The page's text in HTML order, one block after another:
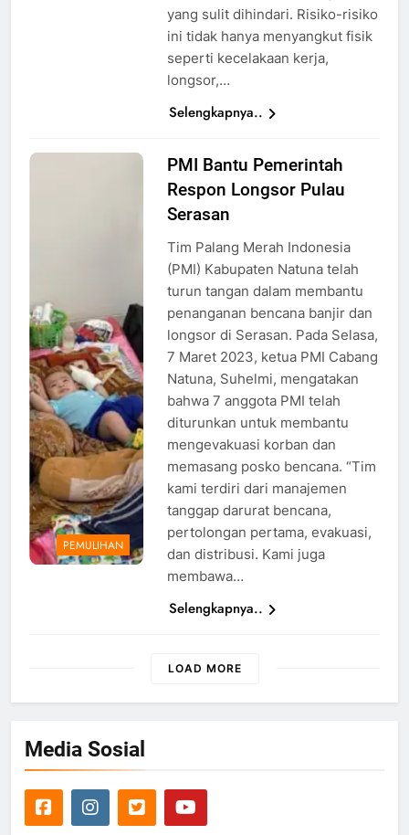
yang sulit dihindari. Risiko-risiko
ini tidak hanya menyangkut fisik
seperti kecelakaan kerja,
longsor,…
Selengkapnya..
Atep
Maulana
PEMULIHAN
PMI Bantu Pemerintah
Respon Longsor Pulau
Serasan
Tim Palang Merah Indonesia
(PMI) Kabupaten Natuna telah
turun tangan dalam membantu
penanganan bencana banjir dan
longsor di Serasan. Pada Selasa,
7 Maret 2023, ketua PMI Cabang
Natuna, Suhelmi, mengatakan
bahwa 7 anggota PMI telah
diturunkan untuk membantu
mengevakuasi korban dan
memasang posko bencana. “Tim
kami terdiri dari manajemen
tanggap darurat bencana,
pertolongan pertama, evakuasi,
dan distribusi. Kami juga
membawa…
Selengkapnya..
LOAD MORE
Media Sosial